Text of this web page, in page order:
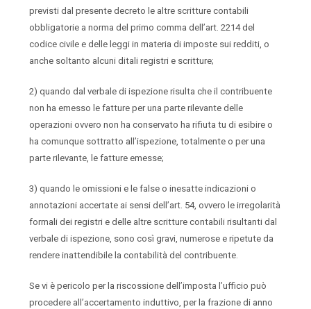
previsti dal presente decreto le altre scritture contabili
obbligatorie a norma del primo comma dell’art. 2214 del
codice civile e delle leggi in materia di imposte sui redditi, o
anche soltanto alcuni ditali registri e scritture;
2) quando dal verbale di ispezione risulta che il contribuente
non ha emesso le fatture per una parte rilevante delle
operazioni ovvero non ha conservato ha rifiuta tu di esibire o
ha comunque sottratto all’ispezione, totalmente o per una
parte rilevante, le fatture emesse;
3) quando le omissioni e le false o inesatte indicazioni o
annotazioni accertate ai sensi dell’art. 54, ovvero le irregolarità
formali dei registri e delle altre scritture contabili risultanti dal
verbale di ispezione, sono così gravi, numerose e ripetute da
rendere inattendibile la contabilità del contribuente.
Se vi è pericolo per la riscossione dell’imposta l’ufficio può
procedere all’accertamento induttivo, per la frazione di anno